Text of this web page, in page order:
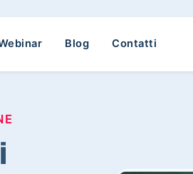
Blog Contatti